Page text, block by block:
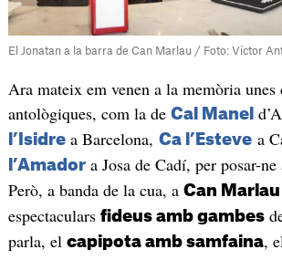
El Jonatan a la barra de Can Marlau / Foto: Víctor
Ara mateix em venen a la memòria unes
antològiques, com la de Cal Manel
l’Isidrea Barcelona, Ca l’Estevea
l’Amadora Josa de Cadí, per posar-ne
Però, a banda de la cua, a Can Marlau
espectaculars fideus amb gambes
parla, el capipota amb samfaina,